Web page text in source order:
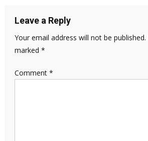
Leave a Reply
Your email address will not be published.
marked *
Comment *